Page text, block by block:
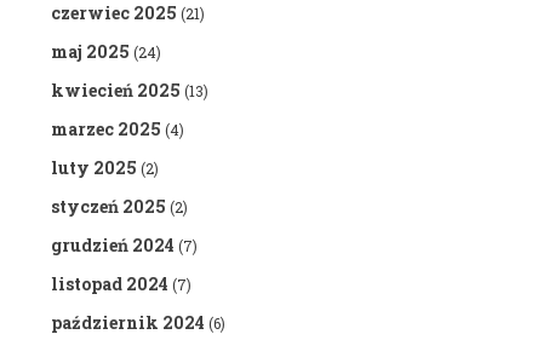
czerwiec 2025 (21)
maj 2025 (24)
kwiecień 2025 (13)
marzec 2025 (4)
luty 2025 (2)
styczeń 2025 (2)
grudzień 2024 (7)
listopad 2024 (7)
październik 2024 (6)